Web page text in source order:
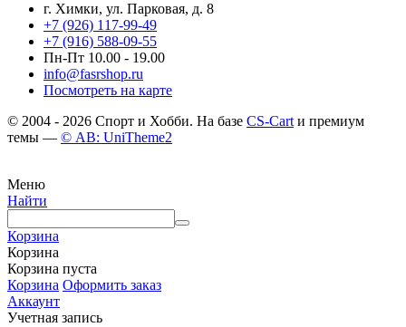
г. Химки, ул. Парковая, д. 8
+7 (926) 117-99-49
+7 (916) 588-09-55
Пн-Пт 10.00 - 19.00
info@fasrshop.ru
Посмотреть на карте
© 2004 - 2026 Спорт и Хобби. На базе CS-Cart и премиум
темы — © AB: UniTheme2
Меню
Найти
Корзина
Корзина
Корзина пуста
Корзина Оформить заказ
Аккаунт
Учетная запись